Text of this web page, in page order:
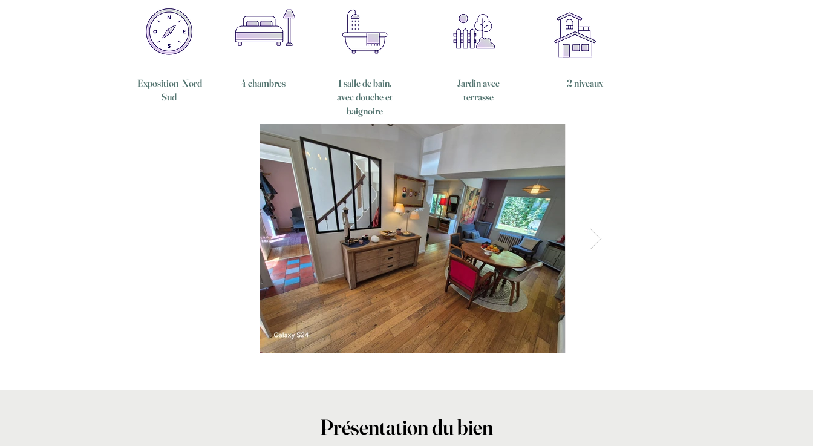
Exposition Nord
Sud
4 chambres
1 salle de bain,
avec douche et
baignoire
Jardin avec
terrasse
2 niveaux
Présentationdu bien